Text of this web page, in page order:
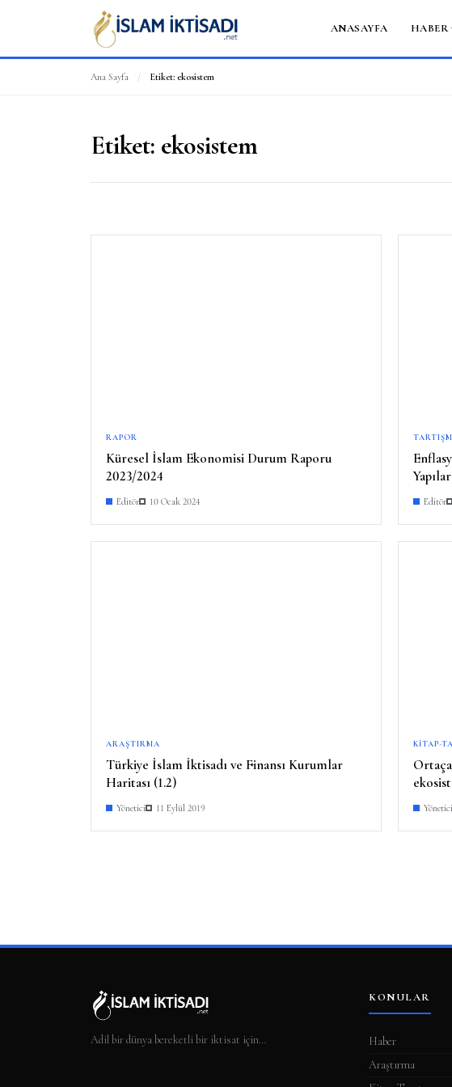
ANASAYFA HABER
Ana Sayfa / Etiket: ekosistem
Etiket: ekosistem
RAPOR
Küresel İslam Ekonomisi Durum Raporu
2023/2024
Editör 10 Ocak 2024
Yapılar
Editör
ARAŞTIRMA
Türkiye İslam İktisadı ve Finansı Kurumlar
Haritası (1.2)
Yönetici 11 Eylül 2019
KITAP-
Yönetici
Adil bir dünya bereketli bir iktisat için…
KONULAR
Haber
Araştırma